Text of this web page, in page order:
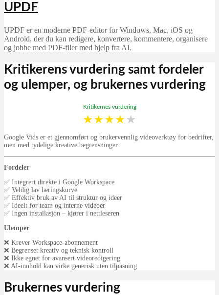
UPDF
UPDF er en moderne PDF-editor for Windows, Mac, iOS og
Android, der du kan redigere, konvertere, kommentere, organisere
og jobbe med PDF-filer med hjelp fra AI.
Kritikerens vurdering samt fordeler
og ulemper, og brukernes vurdering
Kritikernes vurdering
★★★★★
Google Vids er et gjennomført og brukervennlig videoverktøy for bedrifter,
men med tydelige kreative begrensninger.
Fordeler
✅ Integrert direkte i Google Workspace
✅ Veldig lav læringskurve
✅ Effektiv bruk av AI til struktur og ideer
✅ Ideelt for team og interne videoer
✅ Ingen installasjon – kjører i nettleseren
Ulemper
❌ Krever Workspace-abonnement
❌ Begrenset kreativ og teknisk kontroll
❌ Ikke egnet for avansert videoredigering
❌ AI-innhold kan virke generisk uten tilpasning
Brukernes vurdering